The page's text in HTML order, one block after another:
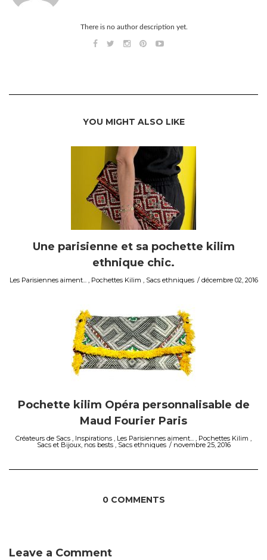
There is no author description yet.
YOU MIGHT ALSO LIKE
Une parisienne et sa pochette kilim
ethnique chic.
Les Parisiennes aiment..., Pochettes Kilim , Sacs ethniques décembre 02, 2016
Pochette kilim Opéra personnalisable de
Maud Fourier Paris
Créateurs de Sacs , Inspirations , Les Parisiennes aiment... , Pochettes Kilim ,
Sacs et Bijoux, nos bests, Sacs ethniques novembre 25, 2016
0 COMMENTS
Leave a Comment